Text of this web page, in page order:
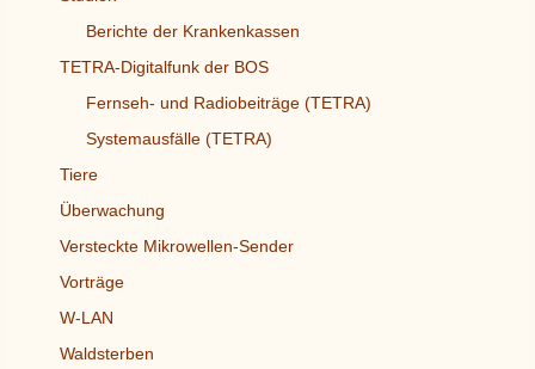
Berichte der Krankenkassen
TETRA-Digitalfunk der BOS
Fernseh- und Radiobeiträge (TETRA)
Systemausfälle (TETRA)
Tiere
Überwachung
Versteckte Mikrowellen-Sender
Vorträge
W-LAN
Waldsterben